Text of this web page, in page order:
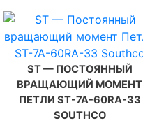
ST — ПОСТОЯННЫЙ
ВРАЩАЮЩИЙ МОМЕНТ
ПЕТЛИ ST-7A-60RA-33
SOUTHCO